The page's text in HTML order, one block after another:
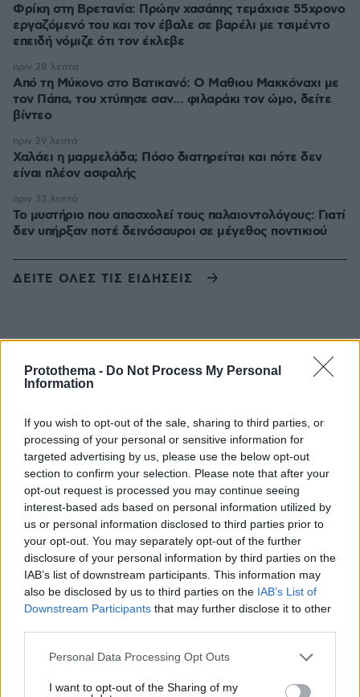
Protothema - Do Not Process My Personal
Information
If you wish to opt-out of the sale, sharing to third parties, or
processing of your personal or sensitive information for
targeted advertising by us, please use the below opt-out
section to confirm your selection. Please note that after your
opt-out request is processed you may continue seeing
interest-based ads based on personal information utilized by
us or personal information disclosed to third parties prior to
your opt-out. You may separately opt-out of the further
disclosure of your personal information by third parties on the
IAB’s list of downstream participants. This information may
also be disclosed by us to third parties on the IAB’s List of
Downstream Participants that may further disclose it to other
Please note that this website/app uses one or more Google
not limited to your visit or usage behaviour. You may click to
Personal Data Processing Opt Outs
I want to opt-out of the Sharing of my
Φρίκη στη Βρετανία: Πρώην χασάπης τεμάχισε 55χρονο
εργαζόμενό του και τον έβαλε σε βαρέλι με τσιμέντο
επειδή νόμιζε ότι τον έκλεβε
Από τη Μύκονο στο Βατικανό: Ο Μαθιου Μακκόναχι με
τον Πάπα, του χτύπησε σαν... φιλαράκι τον ώμο, δείτε
βίντεο
πριν 28 λεπτά
Χαλάει η μαρμελάδα; Πόσο διατηρείται και πότε δεν
είναι πλέον ασφαλής
πριν 29 λεπτά
Το μυστήριο που απασχολεί τους παλαιοντολόγους: Γιατί
δεν υπήρξαν ποτέ δεινόσαυροι σε μέγεθος ποντικιού
πριν 33 λεπτά
ΔΕΙΤΕ ΟΛΕΣ ΤΙΣ ΕΙΔΗΣΕΙΣ